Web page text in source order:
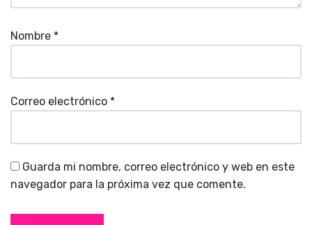
Nombre *
Correo electrónico *
Guarda mi nombre, correo electrónico y web en este
navegador para la próxima vez que comente.